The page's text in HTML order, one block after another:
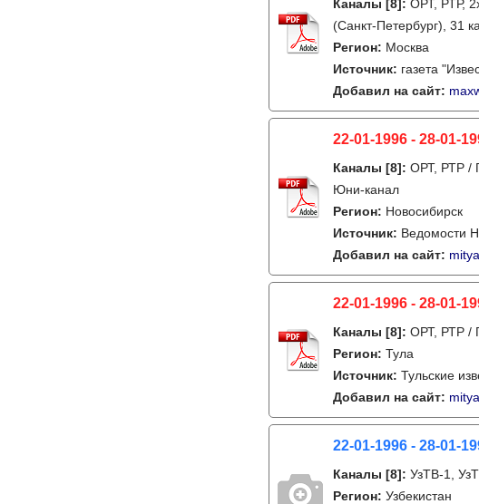
Каналы [8]: ОРТ, РТР,
(Санкт-Петербург), 31
Регион: Москва
Источник: газета
Добавил на сайт:
22-01-1996 - 28-01-
Каналы [8]: ОРТ, РТР /
Юни-канал
Регион: Новосибирск
Источник: Ведомости
Добавил на сайт:
22-01-1996 - 28-01-
Каналы [8]: ОРТ, РТР /
Регион: Тула
Источник: Тульские
Добавил на сайт:
22-01-1996 - 28-01-
Каналы [8]: УзТВ-1,
Регион: Узбекистан